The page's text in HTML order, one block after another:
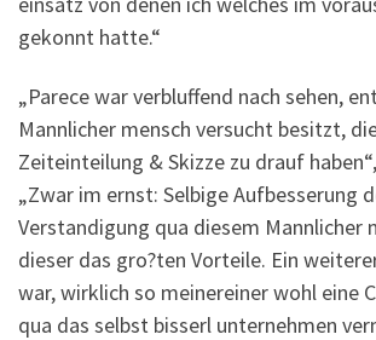
gekonnt hatte.“
„Parece war verbluffend nach sehen,
Mannlicher mensch versucht besitzt,
Zeiteinteilung & Skizze zu drauf
„Zwar im ernst: Selbige Aufbesserung
Verstandigung qua diesem Mannlicher
dieser das gro?ten Vorteile. Ein
war, wirklich so meinereiner wohl eine
qua das selbst bisserl unternehmen